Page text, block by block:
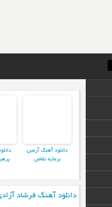
دانلود آهنگ آرمین
برمایه تقاص
دانلود آهنگ فرشاد